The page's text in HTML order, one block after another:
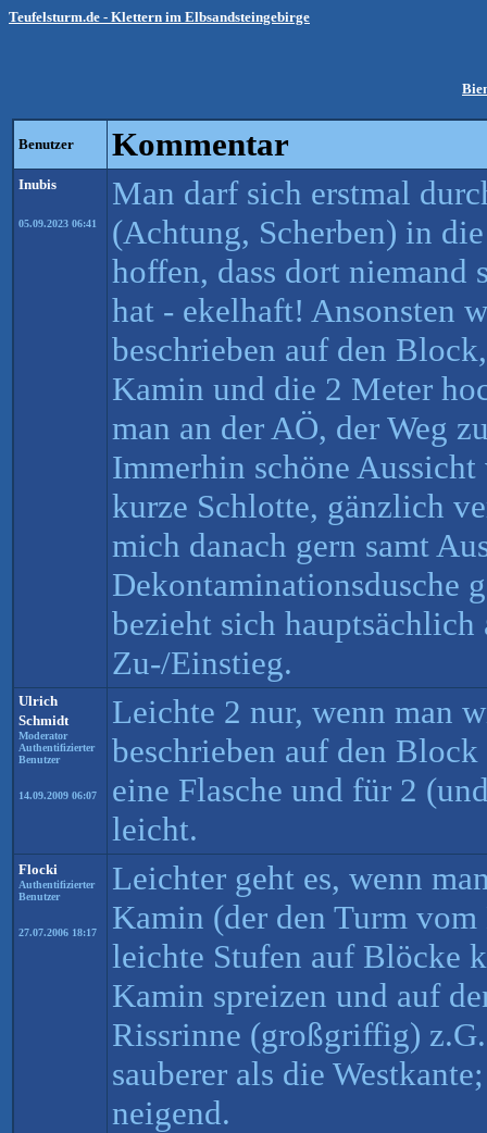
Teufelsturm.de - Klettern im Elbsandsteingebirge
Benutzer Kommentar
Inubis
05.09.2023 06:41
Man darf sich erstmal
(Achtung, Scherben) in
hoffen, dass dort
hat - ekelhaft! Ansonsten
beschrieben auf den
Kamin und die 2 Meter
man an der AÖ, der Weg
Immerhin schöne
kurze Schlotte, gänzlich
mich danach gern samt
Dekontaminationsdusche
bezieht sich
Zu-/Einstieg.
Ulrich
Schmidt
Moderator
Authentifizierter
Benutzer
14.09.2009 06:07
Leichte 2 nur, wenn man
beschrieben auf den
eine Flasche und für 2
leicht.
Flocki
Authentifizierter
Benutzer
27.07.2006 18:17
Leichter geht es, wenn
Kamin (der den Turm
leichte Stufen auf Blöcke
Kamin spreizen und auf
Rissrinne (großgriffig)
sauberer als die
neigend.